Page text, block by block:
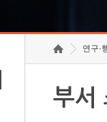
연구·
부서